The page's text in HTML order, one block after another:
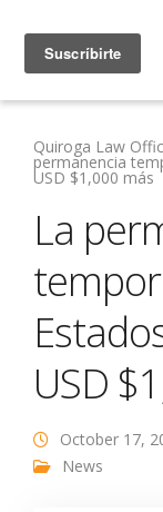
Quiroga Law
permanencia
USD $1,000 más
La
USD
October 17,
News